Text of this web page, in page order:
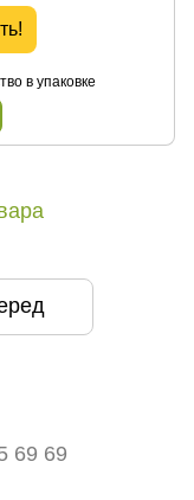
в упаковке
69 69